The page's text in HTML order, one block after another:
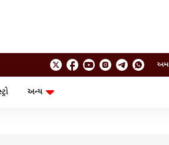
અન્ય